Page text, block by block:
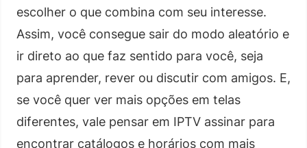
escolher o que combina com seu interesse.
Assim, você consegue sair do modo aleatório e
ir direto ao que faz sentido para você, seja
para aprender, rever ou discutir com amigos. E,
se você quer ver mais opções em telas
diferentes, vale pensar em IPTV assinar para
encontrar catálogos e horários com mais